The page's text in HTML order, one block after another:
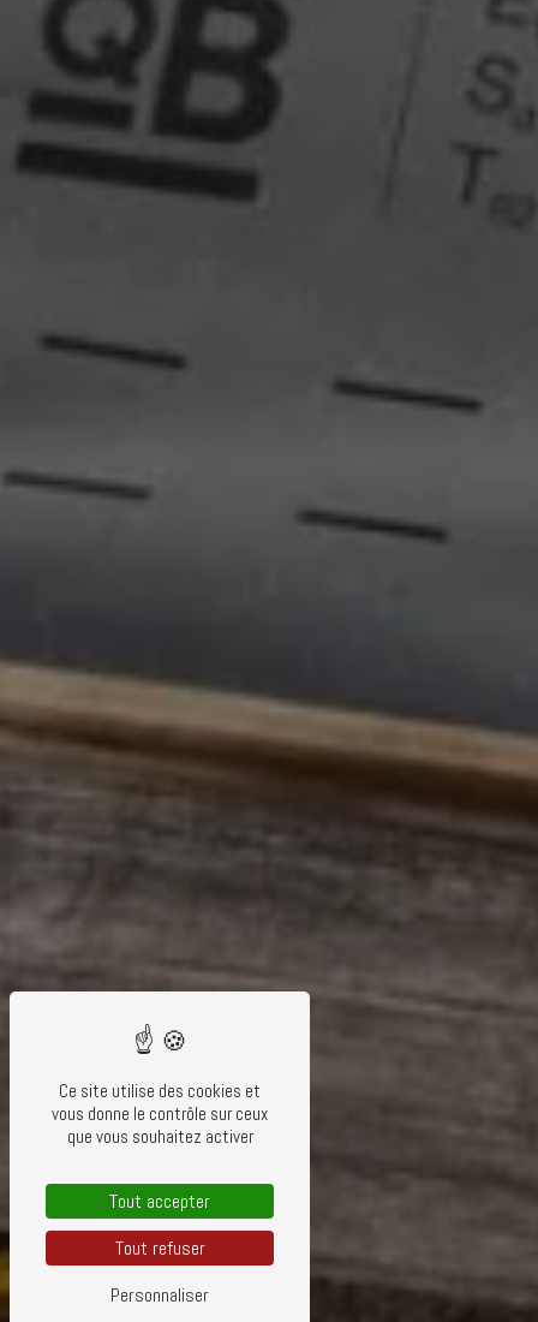
Ce site utilise des cookies et
vous donne le contrôle sur ceux
que vous souhaitez activer
Tout accepter
Tout refuser
Personnaliser